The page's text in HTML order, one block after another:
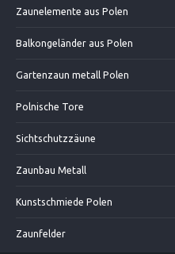
Zaunelemente aus Polen
Balkongeländer aus Polen
Gartenzaun metall Polen
Polnische Tore
Sichtschutzzäune
Zaunbau Metall
Kunstschmiede Polen
Zaunfelder